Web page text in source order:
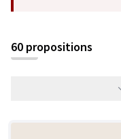
60 propositions